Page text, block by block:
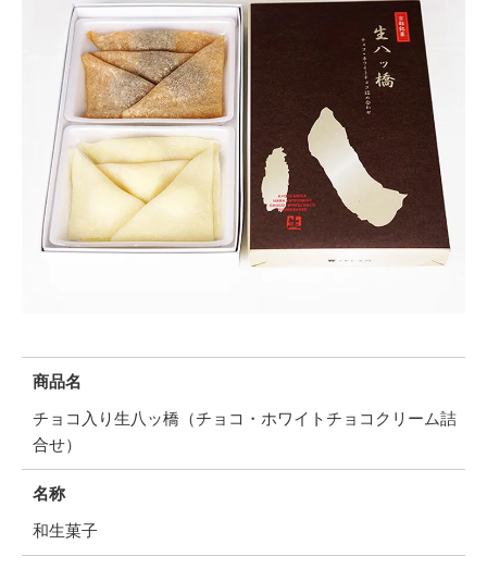
商品名
チョコ入り生八ッ橋（チョコ・ホワイトチョコクリーム詰
合せ）
名称
和生菓子